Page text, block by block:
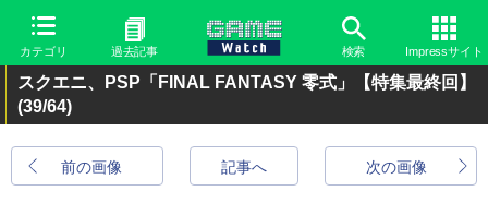
カテゴリ 過去記事 検索 Impressサイト
スクエニ、PSP「FINAL FANTASY 零式」【特集最終回】
(39/64)
前の画像 次の画像
記事へ